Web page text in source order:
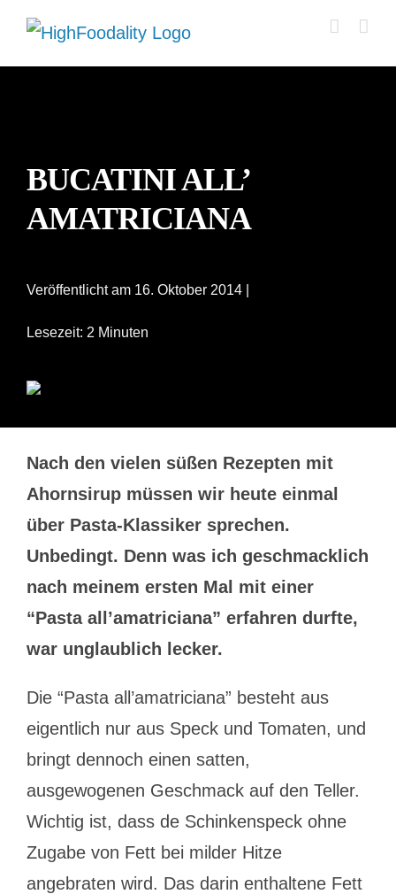
Zum
Inhalt
BUCATINI ALL’
AMATRICIANA
Veröffentlicht am 16. Oktober 2014 |
Lesezeit: 2 Minuten
Nach den vielen süßen Rezepten mit
Ahornsirup müssen wir heute einmal
über Pasta-Klassiker sprechen.
Unbedingt. Denn was ich geschmacklich
nach meinem ersten Mal mit einer
“Pasta all’amatriciana” erfahren durfte,
war unglaublich lecker.
Die “Pasta all’amatriciana” besteht aus
eigentlich nur aus Speck und Tomaten, und
bringt dennoch einen satten,
ausgewogenen Geschmack auf den Teller.
Wichtig ist, dass de Schinkenspeck ohne
Zugabe von Fett bei milder Hitze
angebraten wird. Das darin enthaltene Fett